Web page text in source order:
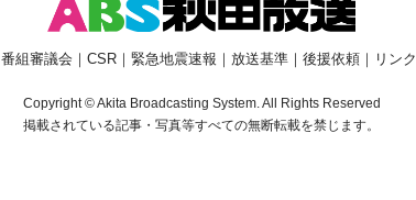
番組審議会 ｜ CSR｜ 緊急地震速報 ｜ 放送基準｜ 後援依頼｜ リンク
Copyright © Akita Broadcasting System. All Rights Reserved
掲載されている記事・写真等すべての無断転載を禁じます。